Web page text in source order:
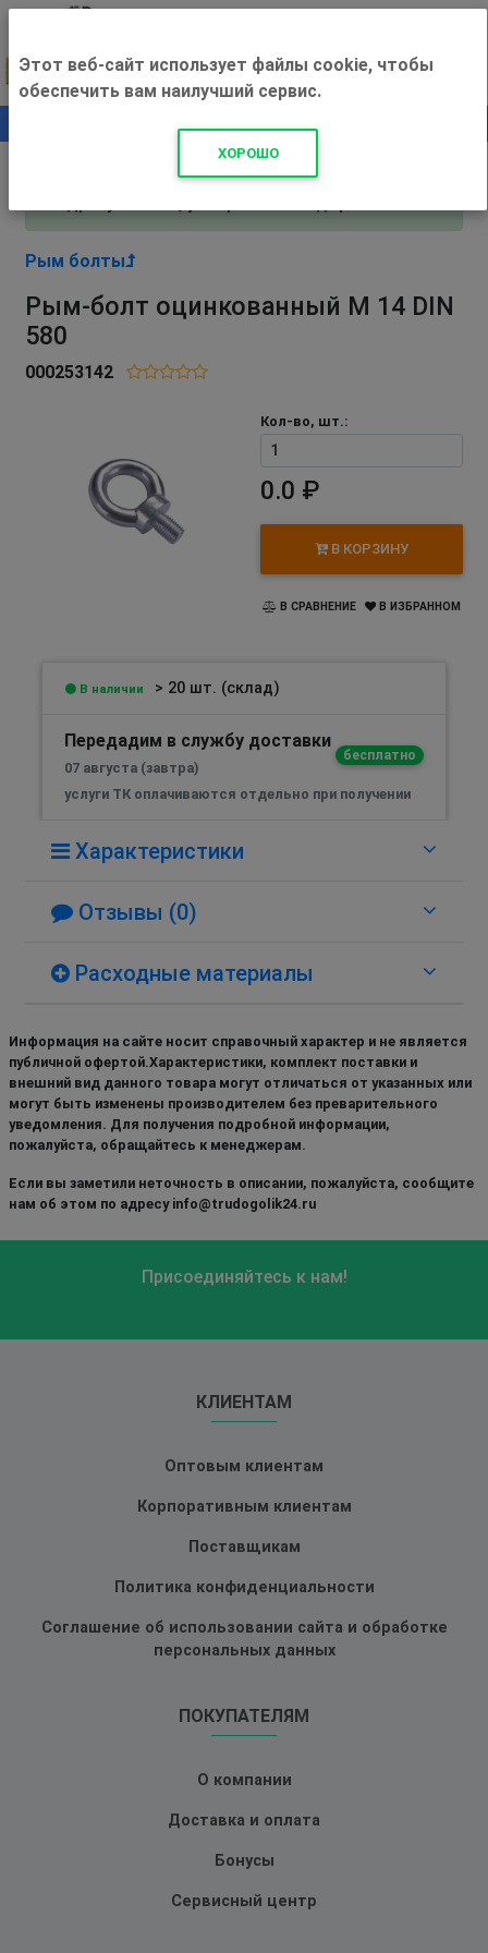
+500 ₽
Внимание! С 3 августа магазин работает по
Рым болты
Рым-болт оцинкованный М 14 DIN
580
000253142
Кол-во, шт.:
0.0 ₽
В КОРЗИНУ
В СРАВНЕНИЕ В ИЗБРАННОМ
В наличии > 20 шт. (склад)
Передадим в службу доставки
бесплатно
07 августа (завтра)
услуги ТК оплачиваются отдельно при получении
Характеристики
Отзывы (0)
Расходные материалы
Информация на сайте носит справочный характер и не является
публичной офертой.Характеристики, комплект поставки и
внешний вид данного товара могут отличаться от указанных или
могут быть изменены производителем без преварительного
уведомления. Для получения подробной информации,
пожалуйста, обращайтесь к менеджерам.
Если вы заметили неточность в описании, пожалуйста, сообщите
нам об этом по адресу info@trudogolik24.ru
Присоединяйтесь к нам!
КЛИЕНТАМ
Оптовым клиентам
Корпоративным клиентам
Поставщикам
Политика конфиденциальности
Соглашение об использовании сайта и обработке
персональных данных
ПОКУПАТЕЛЯМ
О компании
Доставка и оплата
Бонусы
Сервисный центр
Этот веб-сайт использует файлы cookie, чтобы
обеспечить вам наилучший сервис.
ХОРОШО